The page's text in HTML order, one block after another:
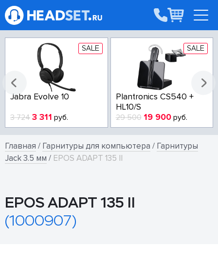
SALE
Jabra Evolve 10
3 724 3 311 руб.
SALE
Plantronics CS540 +
HL10/S
29 500 19 900руб.
Главная / Гарнитуры для компьютера / Гарнитуры
Jack 3.5 мм / EPOS ADAPT 135 II
EPOS ADAPT 135 II
(1000907)